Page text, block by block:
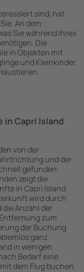
sind, hat
An dem
Sie während Ihres
Die
in Objekten mit
und Kleinkinder
in Capri Island
von der
und der
gefunden.
zeigt die
in Capri Island
wird durch
Anzahl der
zum
der Buchung
ganz
in wenigen
Bedarf eine
dem Flug buchen.